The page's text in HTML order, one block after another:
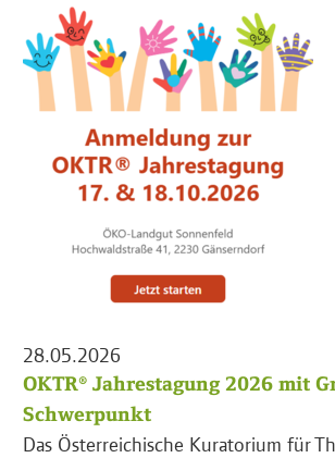
28.05.2026
OKTR® Jahrestagung 2026 mit
Schwerpunkt
Das Österreichische Kuratorium für